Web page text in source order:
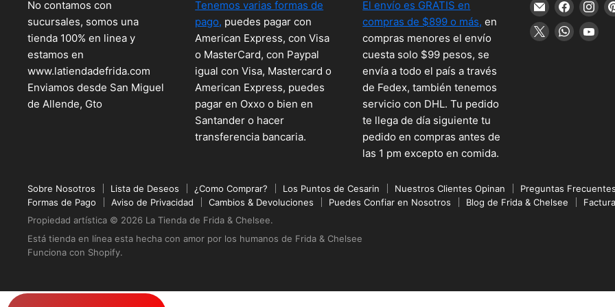
No contamos con
sucursales, somos una
tienda 100% en linea y
estamos en
www.latiendadefrida.com
Enviamos desde San Miguel
de Allende, Gto
Tenemos varias formas de
pago, puedes pagar con
American Express, con Visa
o MasterCard, con Paypal
igual con Visa, Mastercard o
American Express, puedes
pagar en Oxxo o bien en
Santander o hacer
transferencia bancaria.
El envío es GRATIS en
compras de $899 o más, en
compras menores el envío
cuesta solo $99 pesos, se
envía a todo el país a través
de Fedex, también tenemos
servicio con DHL. Tu pedido
te llega de día siguiente tu
pedido en compras antes de
las 1 pm excepto en comida.
en
Correo
en
Facebook
Encuéntrenos
Sobre Nosotros Lista de Deseos ¿Como Comprar? Los Puntos de Cesarin Nuestros Clientes Opinan Preguntas Frecuentes
Formas de Pago
Aviso de Privacidad Cambios & Devoluciones Puedes Confiar en Nosotros Blog de Frida & Chelsee
Propiedad artística © 2026 La Tienda de Frida & Chelsee.
Está tienda en línea esta hecha con amor por los humanos de Frida & Chelsee
Funciona con Shopify.